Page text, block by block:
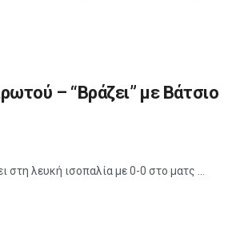
– “Βράζει” με Βάτσιο
λευκή ισοπαλία με 0-0 στο ματς ...